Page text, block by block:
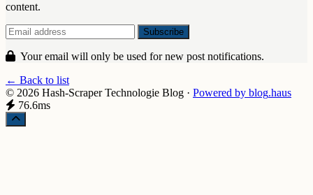
content.
Your email will only be used for new post notifications.
← Back to list
© 2026 Hash-Scraper Technologie Blog · Powered by blog.haus
76.6ms